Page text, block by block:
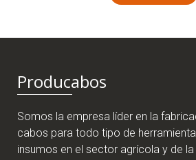
Producabos
Somos la empresa líder en la
cabos para todo tipo de
insumos en el sector agrícola y de la